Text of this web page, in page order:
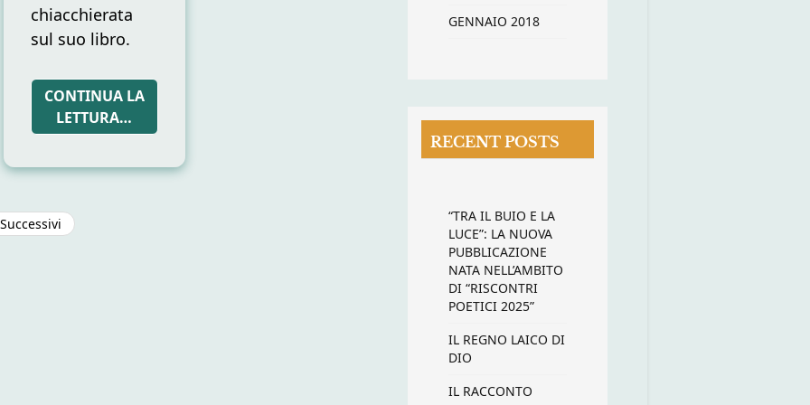
chiacchierata
sul suo libro.
CONTINUA LA
LETTURA…
Successivi
GENNAIO 2018
RECENT POSTS
“TRA IL BUIO E LA
LUCE”: LA NUOVA
PUBBLICAZIONE
NATA NELL’AMBITO
DI “RISCONTRI
POETICI 2025”
IL REGNO LAICO DI
DIO
IL RACCONTO